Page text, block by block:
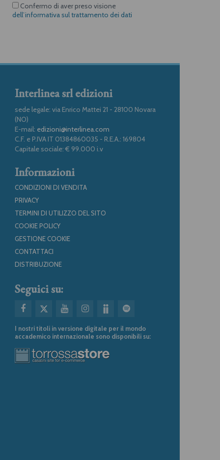
Confermo di aver preso visione
dell’informativa sul trattamento dei dati
Interlinea srl edizioni
sede legale: via Enrico Mattei 21 - 28100 Novara
(NO)
E-mail: edizioni@interlinea.com
C.F. e P.IVA IT 01384860035 - R.E.A.: 169804
Capitale sociale: € 99.000 i.v
Informazioni
CONDIZIONI DI VENDITA
PRIVACY
TERMINI DI UTILIZZO DEL SITO
COOKIE POLICY
GESTIONE COOKIE
CONTATTACI
DISTRIBUZIONE
Seguici su:
I nostri titoli in versione digitale per il mondo
accademico internazionale sono disponibili su: